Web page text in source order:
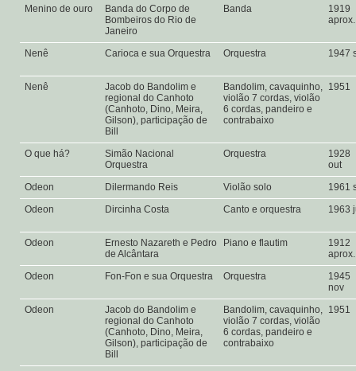
Menino de ouro
Banda do Corpo de
Bombeiros do Rio de
Janeiro
Banda
1919
Nenê Carioca e sua Orquestra Orquestra 1947
Nenê
Jacob do Bandolim e
regional do Canhoto
(Canhoto, Dino, Meira,
Gilson), participação de
Bill
Bandolim, cavaquinho,
violão 7 cordas, violão
6 cordas, pandeiro e
contrabaixo
1951
O que há?
Simão Nacional
Orquestra
Orquestra
1928
out
Odeon
Dilermando Reis Violão solo
1961
Odeon
Dircinha Costa Canto e orquestra 1963
Odeon
Ernesto Nazareth e Pedro
de Alcântara
Piano e flautim
1912
Odeon
Fon-Fon e sua Orquestra Orquestra
1945
nov
Odeon
Jacob do Bandolim e
regional do Canhoto
(Canhoto, Dino, Meira,
Gilson), participação de
Bill
Bandolim, cavaquinho,
violão 7 cordas, violão
6 cordas, pandeiro e
contrabaixo
1951